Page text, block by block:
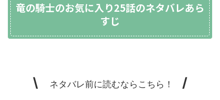
竜の騎士のお気に入り25話のネタバレあら
すじ
\ ネタバレ前に読むならこちら！ /